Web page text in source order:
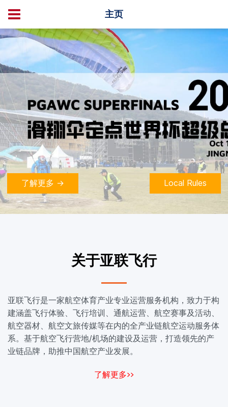
主页
了解更多 → Local Rules
关于亚联飞行
亚联飞行是一家航空体育产业专业运营服务机构，致力于构
建涵盖飞行体验、飞行培训、通航运营、航空赛事及活动、
航空器材、航空文旅传媒等在内的全产业链航空运动服务体
系。基于航空飞行营地/机场的建设及运营，打造领先的产
业链品牌，助推中国航空产业发展。
了解更多>>